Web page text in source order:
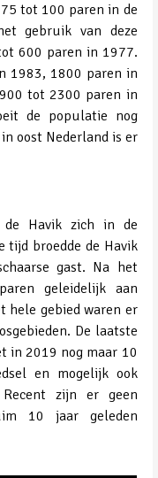
tot 100 paren in de
gebruik van deze
600 paren in 1977.
1983, 1800 paren in
tot 2300 paren in
de populatie nog
oost Nederland is er
de Havik zich in de
tijd broedde de Havik
gast. Na het
geleidelijk aan
hele gebied waren er
De laatste
in 2019 nog maar 10
en mogelijk ook
zijn er geen
10 jaar geleden